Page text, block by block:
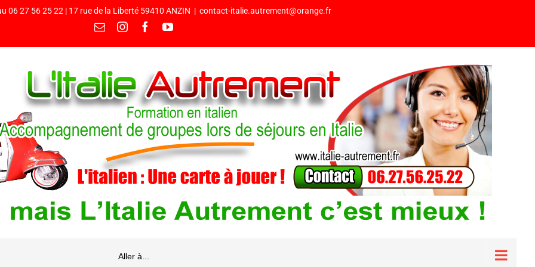
06 27 56 25 22 | 17 rue de la Liberté 59410 ANZIN | contact-italie.autrement@orange.fr
EmailInstagramFacebookYouTube
Aller à...